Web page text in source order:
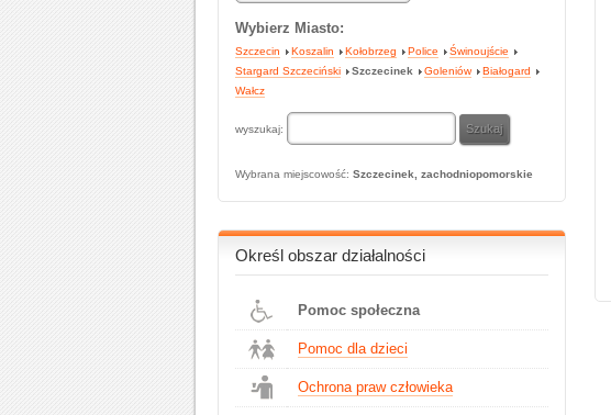
Wybierz Miasto:
Szczecin Koszalin Kołobrzeg Police
Świnoujście
Stargard Szczeciński
Szczecinek Goleniów
Białogard
Wałcz
wyszukaj:
Wybrana miejscowość: Szczecinek, zachodniopomorskie
Określ obszar działalności
Pomoc społeczna
Pomoc dla dzieci
Ochrona praw człowieka